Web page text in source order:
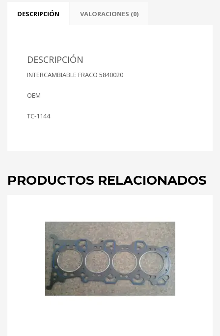
cantidad
DESCRIPCIÓN VALORACIONES (0)
DESCRIPCIÓN
INTERCAMBIABLE FRACO 5840020
OEM
TC-1144
PRODUCTOS RELACIONADOS